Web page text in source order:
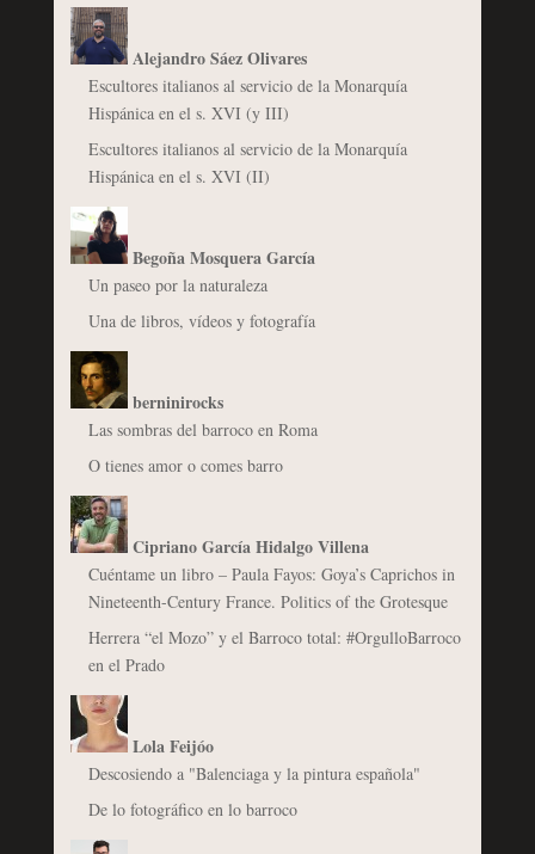
Alejandro Sáez Olivares
Escultores italianos al servicio de la Monarquía
Hispánica en el s. XVI (y III)
Escultores italianos al servicio de la Monarquía
Hispánica en el s. XVI (II)
Begoña Mosquera García
Un paseo por la naturaleza
Una de libros, vídeos y fotografía
berninirocks
Las sombras del barroco en Roma
O tienes amor o comes barro
Cipriano García Hidalgo Villena
Cuéntame un libro – Paula Fayos: Goya’s Caprichos in
Nineteenth-Century France. Politics of the Grotesque
Herrera “el Mozo” y el Barroco total: #OrgulloBarroco
en el Prado
Lola Feijóo
Descosiendo a "Balenciaga y la pintura española"
De lo fotográfico en lo barroco